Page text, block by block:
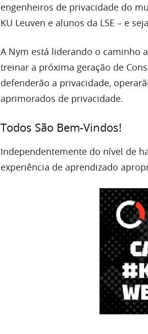
engenheiros de privacidade do
KU Leuven e alunos da LSE – e
A Nym está liderando o caminho
treinar a próxima geração de
defenderão a privacidade,
aprimorados de privacidade.
Todos São Bem-Vindos!
Independentemente do nível de
experiência de aprendizado